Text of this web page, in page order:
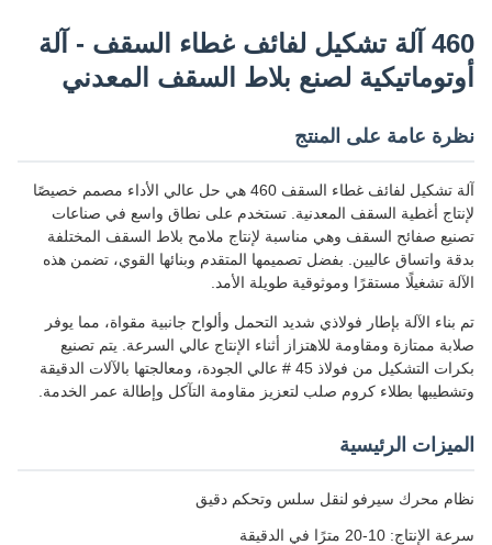
460 آلة تشكيل لفائف غطاء السقف - آلة
أوتوماتيكية لصنع بلاط السقف المعدني
نظرة عامة على المنتج
آلة تشكيل لفائف غطاء السقف 460 هي حل عالي الأداء مصمم خصيصًا
لإنتاج أغطية السقف المعدنية. تستخدم على نطاق واسع في صناعات
تصنيع صفائح السقف وهي مناسبة لإنتاج ملامح بلاط السقف المختلفة
بدقة واتساق عاليين. بفضل تصميمها المتقدم وبنائها القوي، تضمن هذه
الآلة تشغيلًا مستقرًا وموثوقية طويلة الأمد.
تم بناء الآلة بإطار فولاذي شديد التحمل وألواح جانبية مقواة، مما يوفر
صلابة ممتازة ومقاومة للاهتزاز أثناء الإنتاج عالي السرعة. يتم تصنيع
بكرات التشكيل من فولاذ 45 # عالي الجودة، ومعالجتها بالآلات الدقيقة
وتشطيبها بطلاء كروم صلب لتعزيز مقاومة التآكل وإطالة عمر الخدمة.
الميزات الرئيسية
نظام محرك سيرفو لنقل سلس وتحكم دقيق
سرعة الإنتاج: 10-20 مترًا في الدقيقة